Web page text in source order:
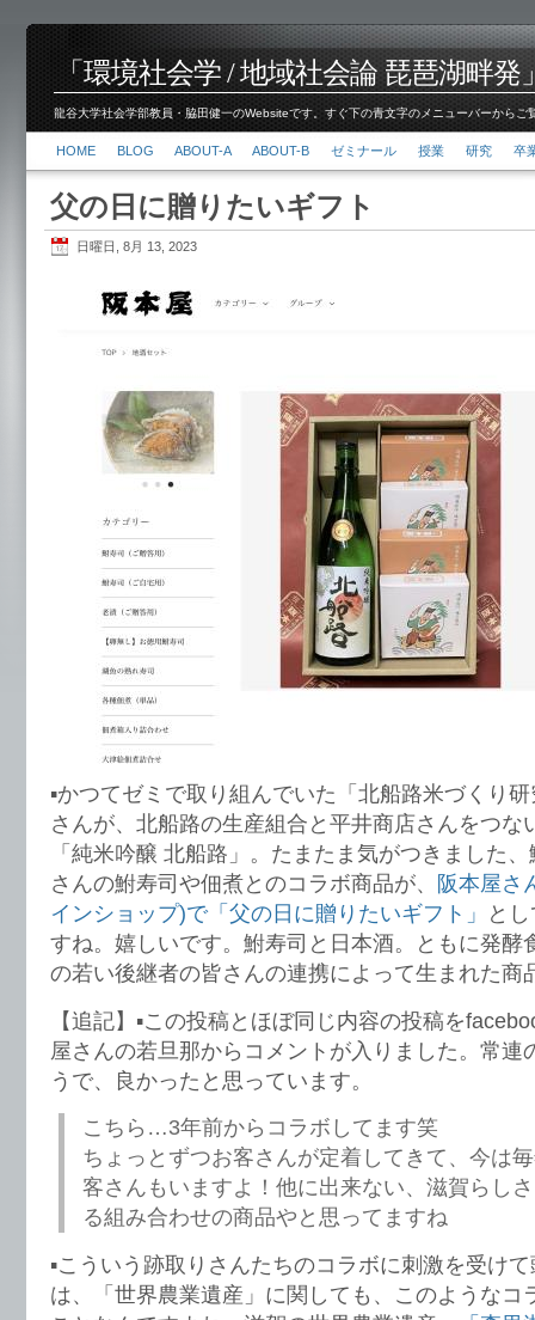
「環境社会学 / 地域社会論 琵琶湖畔発
龍谷大学社会学部教員・脇田健一のWebsiteです。すぐ下の青文字のメニューバーから
HOME BLOG ABOUT-A ABOUT-B ゼミナール 授業 研究 卒
父の日に贈りたいギフト
日曜日, 8月 13, 2023
▪️かつてゼミで取り組んでいた「北船路米づくり
さんが、北船路の生産組合と平井商店さんをつな
「純米吟醸 北船路」。たまたま気がつきました
さんの鮒寿司や佃煮とのコラボ商品が、
阪本屋さ
インショップ)で「父の日に贈りたいギフト」
と
すね。嬉しいです。鮒寿司と日本酒。ともに発酵
の若い後継者の皆さんの連携によって生まれた商
【追記】▪️この投稿とほぼ同じ内容の投稿を
屋さんの若旦那からコメントが入りました。常連
うで、良かったと思っています。
こちら…3年前からコラボしてます笑
ちょっとずつお客さんが定着してきて、今は
客さんもいますよ！他に出来ない、滋賀らし
る組み合わせの商品やと思ってますね
▪️こういう跡取りさんたちのコラボに刺激を受け
は、「世界農業遺産」に関しても、このようなコ